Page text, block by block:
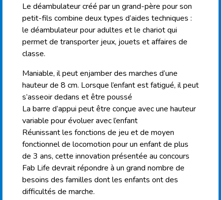
Le déambulateur créé par un grand-père pour son
petit-fils combine deux types d’aides techniques :
le déambulateur pour adultes et le chariot qui
permet de transporter jeux, jouets et affaires de
classe.
Maniable, il peut enjamber des marches d’une
hauteur de 8 cm. Lorsque l’enfant est fatigué, il peut
s’asseoir dedans et être poussé
La barre d’appui peut être conçue avec une hauteur
variable pour évoluer avec l’enfant
Réunissant les fonctions de jeu et de moyen
fonctionnel de locomotion pour un enfant de plus
de 3 ans, cette innovation présentée au concours
Fab Life devrait répondre à un grand nombre de
besoins des familles dont les enfants ont des
difficultés de marche.